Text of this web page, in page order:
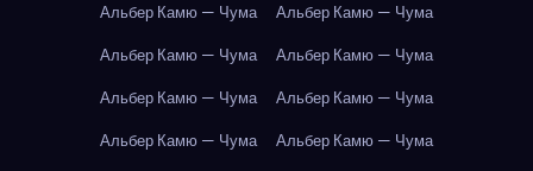
Альбер Камю — Чума
Альбер Камю — Чума
Альбер Камю — Чума
Альбер Камю — Чума
Альбер Камю — Чума
Альбер Камю — Чума
Альбер Камю — Чума
Альбер Камю — Чума